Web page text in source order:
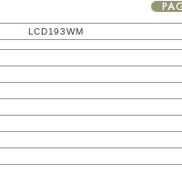
LCD193WM